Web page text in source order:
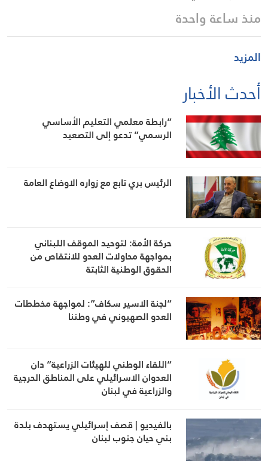
منذ ساعة واحدة
المزيد
أحدث الأخبار
“رابطة معلمي التعليم الأساسي
الرسمي” تدعو إلى التصعيد
الرئيس بري تابع مع زواره الاوضاع العامة
حركة الأمة: لتوحيد الموقف اللبناني
بمواجهة محاولات العدو للانتقاص من
الحقوق الوطنية الثابتة
“لجنة الاسير سكاف”: لمواجهة مخططات
العدو الصهيوني في وطننا
“اللقاء الوطني للهيئات الزراعية” دان
العدوان الاسرائيلي على المناطق الحرجية
والزراعية في لبنان
بالفيديو | قصف إسرائيلي يستهدف بلدة
بني حيان جنوب لبنان